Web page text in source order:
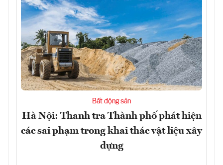
Bất động sản
Hà Nội: Thanh tra Thành phố phát hiện
các sai phạm trong khai thác vật liệu xây
dựng